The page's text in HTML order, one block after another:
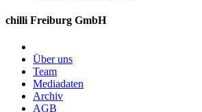
chilli Freiburg GmbH
Über uns
Team
Mediadaten
Archiv
AGB